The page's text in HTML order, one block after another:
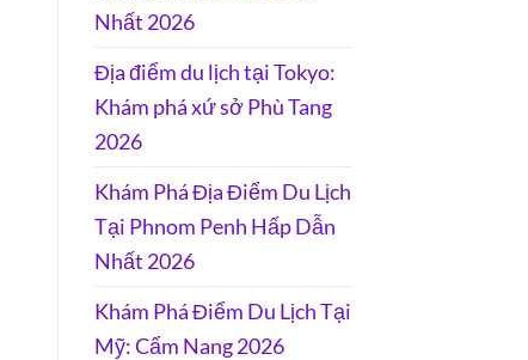
Nhất 2026
Địa điểm du lịch tại Tokyo:
Khám phá xứ sở Phù Tang
2026
Khám Phá Địa Điểm Du Lịch
Tại Phnom Penh Hấp Dẫn
Nhất 2026
Khám Phá Điểm Du Lịch Tại
Mỹ: Cẩm Nang 2026